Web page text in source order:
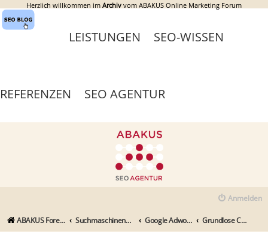
Herzlich willkommen im Archiv vom ABAKUS Online Marketing Forum
LEISTUNGEN SEO-WISSEN
REFERENZEN SEO AGENTUR
Anmelden
ABAKUS Foren-Übersicht Suchmaschinenmarketing (SEM) / Suchmaschinenoptimierung (SEO) Google Adwords & Facebook Ads, Yahoo!, Microsoft adCenter Grundlose CPC erhöhung bei unbekannten keywords ?